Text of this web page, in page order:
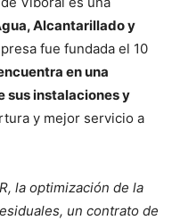
Alcantarillado y
fue fundada el 10
en una
sus instalaciones y
y mejor servicio a
la optimización de la
un contrato de